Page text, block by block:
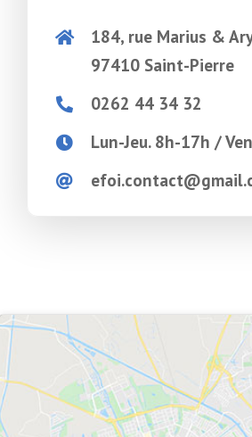
184, rue Marius &
97410 Saint-Pierre
0262 44 34 32
Lun-Jeu. 8h-17h /